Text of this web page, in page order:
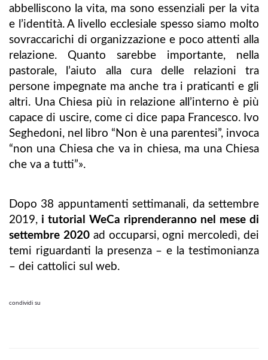
abbelliscono la vita, ma sono essenziali per la vita
e l’identità. A livello ecclesiale spesso siamo molto
sovraccarichi di organizzazione e poco attenti alla
relazione. Quanto sarebbe importante, nella
pastorale, l’aiuto alla cura delle relazioni tra
persone impegnate ma anche tra i praticanti e gli
altri. Una Chiesa più in relazione all’interno è più
capace di uscire, come ci dice papa Francesco. Ivo
Seghedoni, nel libro “Non è una parentesi”, invoca
“non una Chiesa che va in chiesa, ma una Chiesa
che va a tutti”».
Dopo 38 appuntamenti settimanali, da settembre
2019, i tutorial WeCa riprenderanno nel mese di
settembre 2020ad occuparsi, ogni mercoledì, dei
temi riguardanti la presenza – e la testimonianza
– dei cattolici sul web.
condividi su